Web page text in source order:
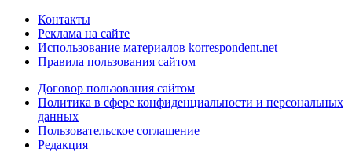
Контакты
Реклама на сайте
Использование материалов korrespondent.net
Правила пользования сайтом
Договор пользования сайтом
Политика в сфере конфиденциальности и персональных
данных
Пользовательское соглашение
Редакция